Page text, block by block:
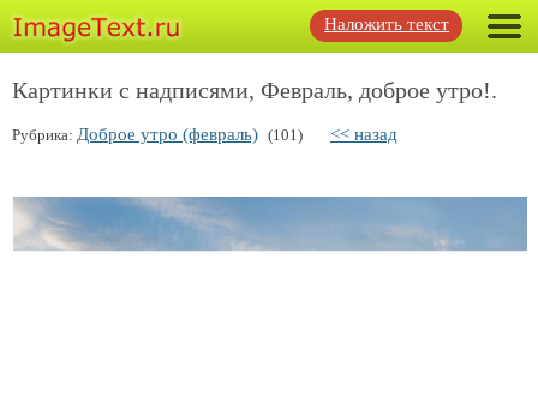
Наложить текст
Картинки с надписями, Февраль, доброе утро!.
Рубрика: Доброе утро (февраль) (101) << назад